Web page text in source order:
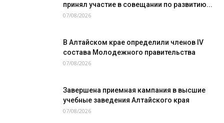
принял участие в совещании по развитию...
07/08/2026
В Алтайском крае определили членов IV
состава Молодежного правительства
07/08/2026
Завершена приемная кампания в высшие
учебные заведения Алтайского края
07/08/2026